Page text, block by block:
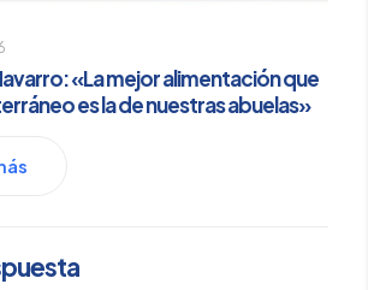
«La mejor alimentación que
es la de nuestras abuelas»